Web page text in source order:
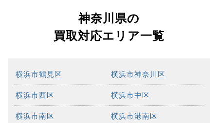
神奈川県の
買取対応エリア一覧
横浜市鶴見区 横浜市神奈川区
横浜市西区 横浜市中区
横浜市南区 横浜市港南区